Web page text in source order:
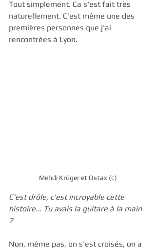
Tout simplement. Ca s'est fait très
naturellement. C'est même une des
premières personnes que j'ai
rencontrées à Lyon.
Mehdi Krüger et Ostax (c)
C'est drôle, c'est incroyable cette
histoire... Tu avais la guitare à la main
?
Non, même pas, on s'est croisés, on a